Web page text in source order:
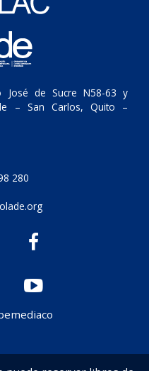
José de Sucre N58-63 y
– San Carlos, Quito –
280